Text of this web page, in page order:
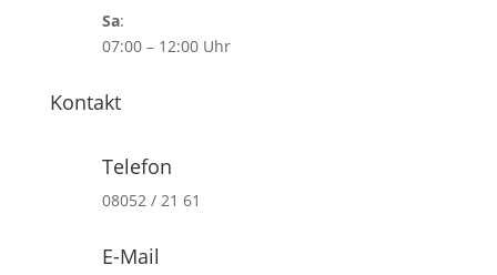
Sa:
07:00 – 12:00 Uhr
Kontakt
Telefon
08052 / 21 61
E-Mail